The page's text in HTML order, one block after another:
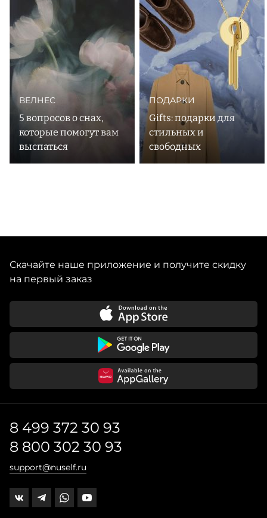
разных уголках мира. Кинотеатр в Ланкастере, магазин
виниловых пластинок в Париже, улицы Венеции —
каждый аромат Lola James Harper похож на яркую
ВЕЛНЕС
5 вопросов о снах,
которые помогут вам
выспаться
ПОДАРКИ
Gifts: подарки для
стильных и
свободных
Скачайте наше приложение и получите скидку
на первый заказ
8 499 372 30 93
8 800 302 30 93
support@nuself.ru